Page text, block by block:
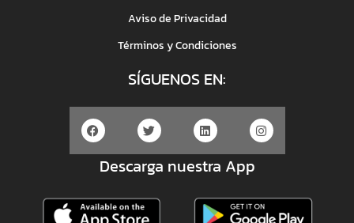
Aviso de Privacidad
Términos y Condiciones
SÍGUENOS EN:
Descarga nuestra App